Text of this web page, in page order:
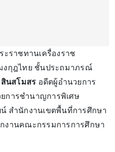
ะราชทานเครื่องราช
งกุฎไทย ชั้นประถมาภรณ์
นสโมสร อดีตผู้อำนวยการ
การชำนาญการพิเศษ
สำนักงานเขตพื้นที่การศึกษา
งานคณะกรรมการการศึกษา